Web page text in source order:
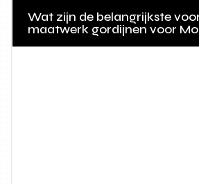
Wat zijn de belangrijkste
maatwerk gordijnen voor